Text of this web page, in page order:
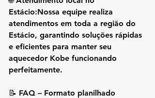
Estácio:Nossa equipe realiza
atendimentos em toda a região do
Estácio, garantindo soluções rápidas
e eficientes para manter seu
aquecedor Kobe funcionando
perfeitamente.
📝 FAQ – Formato planilhado